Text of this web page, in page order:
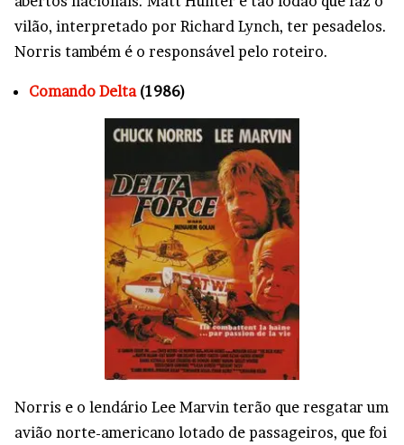
vilão, interpretado por Richard Lynch, ter pesadelos.
Norris também é o responsável pelo roteiro.
Comando Delta(1986)
Norris e o lendário Lee Marvin terão que resgatar um
avião norte-americano lotado de passageiros, que foi